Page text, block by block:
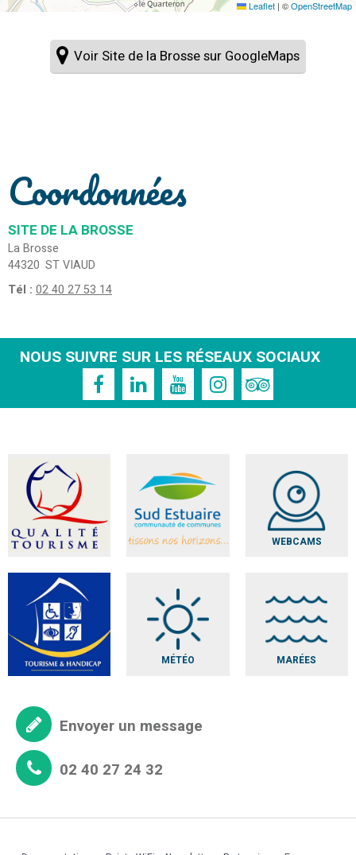
Leaflet | ©OpenStreetMap
Voir Site de la Brosse sur GoogleMaps
Coordonnées
SITE DE LA BROSSE
La Brosse
44320 ST VIAUD
Tél : 02 40 27 53 14
NOUS SUIVRE SUR LES RÉSEAUX SOCIAUX
WEBCAMS
MÉTÉO MARÉES
Envoyer un message
02 40 27 24 32